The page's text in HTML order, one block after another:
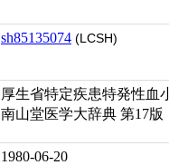
sh85135074 (LCSH)
厚生省特定疾患特発性血
南山堂医学大辞典 第17版
1980-06-20